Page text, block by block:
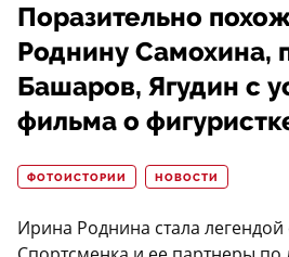
Поразительно
Роднину Самохина,
Башаров, Ягудин с
фильма о
ФОТОИСТОРИИ НОВОСТИ
Ирина Роднина стала легендой